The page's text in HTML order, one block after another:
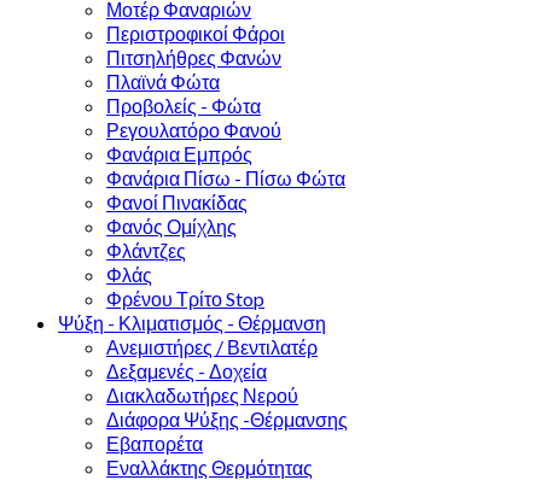
Μοτέρ Φαναριών
Περιστροφικοί Φάροι
Πιτσηλήθρες Φανών
Πλαϊνά Φώτα
Προβολείς - Φώτα
Ρεγουλατόρο Φανού
Φανάρια Εμπρός
Φανάρια Πίσω - Πίσω Φώτα
Φανοί Πινακίδας
Φανός Ομίχλης
Φλάντζες
Φλάς
Φρένου Τρίτο Stop
Ψύξη - Κλιματισμός - Θέρμανση
Ανεμιστήρες / Βεντιλατέρ
Δεξαμενές - Δοχεία
Διακλαδωτήρες Νερού
Διάφορα Ψύξης -Θέρμανσης
Εβαπορέτα
Εναλλάκτης Θερμότητας